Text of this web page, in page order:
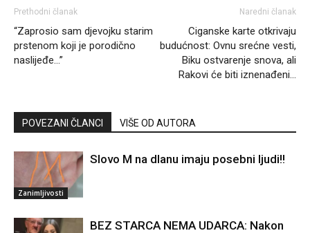
Prethodni članak
“Zaprosio sam djevojku starim
prstenom koji je porodično
naslijeđe…”
Naredni članak
Ciganske karte otkrivaju
budućnost: Ovnu srećne vesti,
Biku ostvarenje snova, ali
Rakovi će biti iznenađeni…
POVEZANI ČLANCI VIŠE OD AUTORA
Zanimljivosti
Slovo M na dlanu imaju posebni ljudi!!
BEZ STARCA NEMA UDARCA: Nakon